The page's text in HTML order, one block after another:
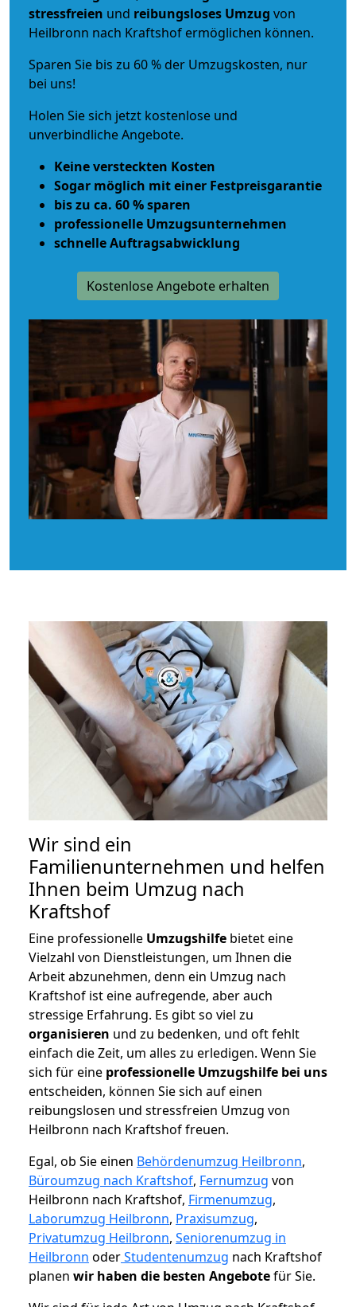
stressfreien und reibungsloses Umzug von
Heilbronn nach Kraftshof ermöglichen können.
Sparen Sie bis zu 60 % der Umzugskosten, nur
bei uns!
Holen Sie sich jetzt kostenlose und
unverbindliche Angebote.
Keine versteckten Kosten
Sogar möglich mit einer Festpreisgarantie
bis zu ca. 60 % sparen
professionelle Umzugsunternehmen
schnelle Auftragsabwicklung
Kostenlose Angebote erhalten
Wir sind ein
Familienunternehmen und helfen
Ihnen beim Umzug nach
Kraftshof
Eine professionelle Umzugshilfe bietet eine
Vielzahl von Dienstleistungen, um Ihnen die
Arbeit abzunehmen, denn ein Umzug nach
Kraftshof ist eine aufregende, aber auch
stressige Erfahrung. Es gibt so viel zu
organisieren und zu bedenken, und oft fehlt
einfach die Zeit, um alles zu erledigen. Wenn Sie
sich für eine professionelle Umzugshilfe bei uns
entscheiden, können Sie sich auf einen
reibungslosen und stressfreien Umzug von
Heilbronn nach Kraftshof freuen.
Egal, ob Sie einen Behördenumzug Heilbronn,
Büroumzug nach Kraftshof, Fernumzug von
Heilbronn nach Kraftshof, Firmenumzug,
Laborumzug Heilbronn, Praxisumzug,
Privatumzug Heilbronn, Seniorenumzug in
Heilbronn oderStudentenumzug nach Kraftshof
planen wir haben die besten Angebotefür Sie.